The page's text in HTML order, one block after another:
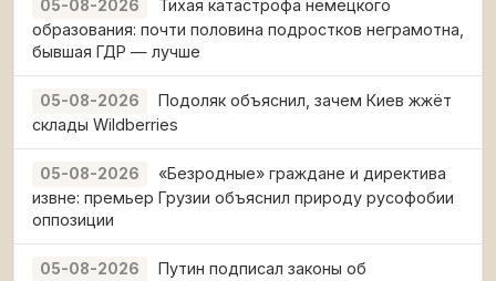
05-08-2026
Тихая катастрофа немецкого
образования: почти половина подростков неграмотна,
бывшая ГДР — лучше
05-08-2026
Подоляк объяснил, зачем Киев жжёт
склады Wildberries
05-08-2026
«Безродные» граждане и директива
извне: премьер Грузии объяснил природу русофобии
оппозиции
05-08-2026
Путин подписал законы об